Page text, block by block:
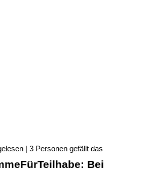
| 3 Personen gefällt das
Bei